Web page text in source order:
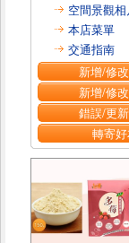
空間景觀
本店菜單
交通指南
新增/修
新增/修
錯誤/更
轉寄